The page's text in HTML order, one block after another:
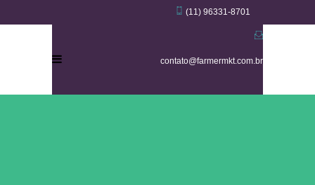
(11) 96331-8701
contato@farmermkt.com.br